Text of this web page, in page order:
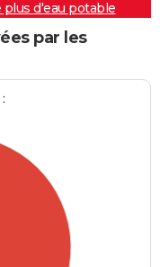
d'eau potable
par les